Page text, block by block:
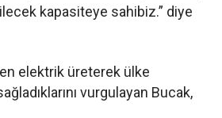
kapasiteye sahibiz.” diye
elektrik üreterek ülke
vurgulayan Bucak,